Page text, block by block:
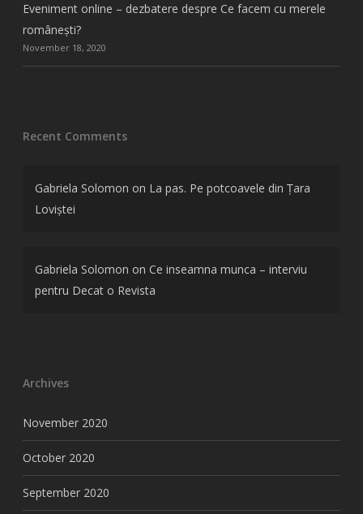
Eveniment online – dezbatere despre Ce facem cu merele
românești?
November 18, 2020
Recent Comments
Gabriela Solomon on La pas. Pe potcoavele din Țara
Loviștei
Gabriela Solomon on Ce inseamna munca – interviu
pentru Decat o Revista
Archives
November 2020
October 2020
September 2020